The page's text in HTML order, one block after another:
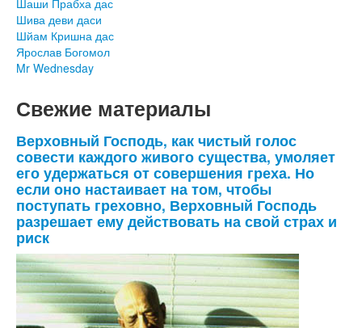
Шаши Прабха дас
Шива деви даси
Шйам Кришна дас
Ярослав Богомол
Mr Wednesday
Свежие материалы
Верховный Господь, как чистый голос
совести каждого живого существа, умоляет
его удержаться от совершения греха. Но
если оно настаивает на том, чтобы
поступать греховно, Верховный Господь
разрешает ему действовать на свой страх и
риск